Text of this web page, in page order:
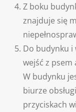
Z boku
znajduje się
Do budynku i
wejść z
W budynku
biurze
przyciskach